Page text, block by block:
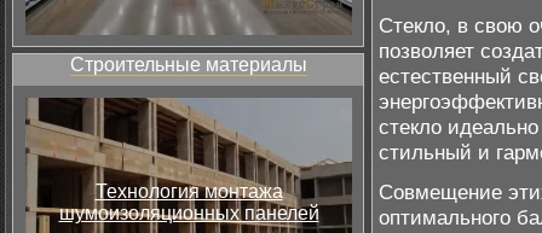
Строительные материалы
Технология монтажа
шумоизоляционных панелей
Стекло, в свою
позволяет
естественный
стекло
стильный и
Совмещение
оптимального